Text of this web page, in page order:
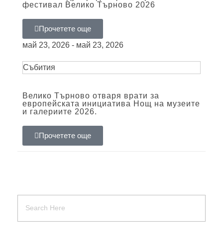
фестивал Велико Търново 2026
Прочетете още
май 23, 2026 - май 23, 2026
Събития
Велико Търново отваря врати за
европейската инициатива Нощ на музеите
и галериите 2026.
Прочетете още